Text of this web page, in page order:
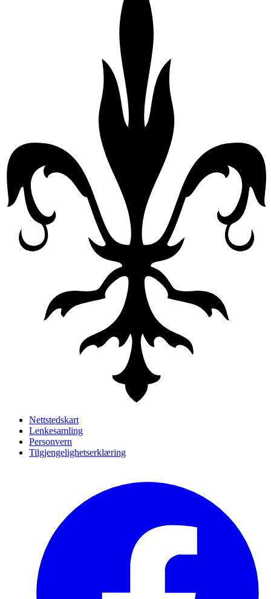
Nettstedskart
Lenkesamling
Personvern
Tilgjengelighetserklæring